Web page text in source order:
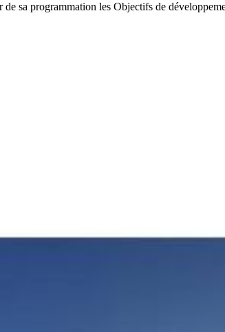
sa programmation les Objectifs de